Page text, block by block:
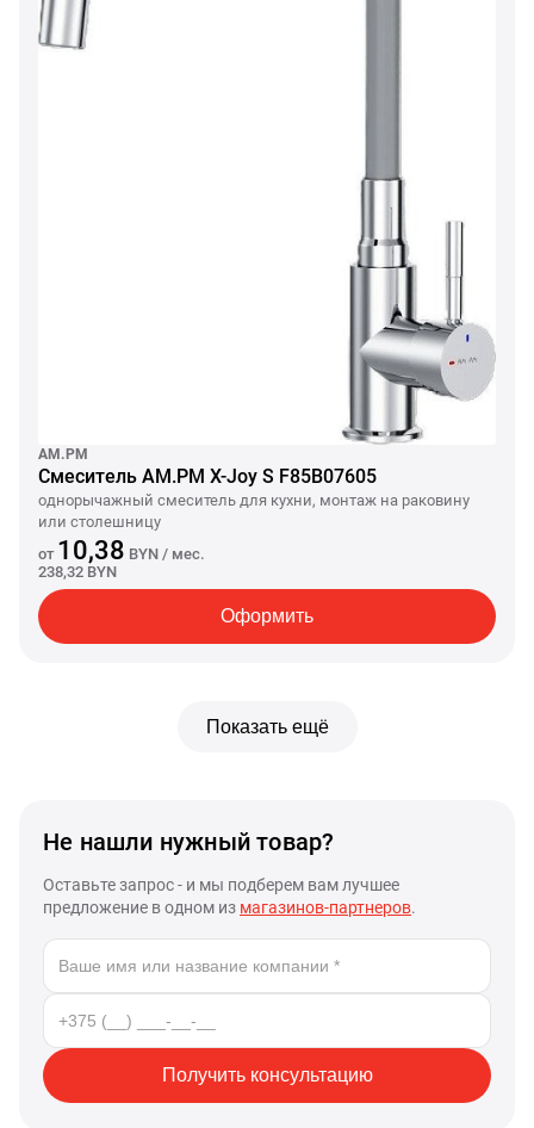
AM.PM
Смеситель AM.PM X-Joy S F85B07605
однорычажный смеситель для кухни, монтаж на раковину
или столешницу
от 10,38 BYN / мес.
238,32 BYN
Оформить
Показать ещё
Не нашли нужный товар?
Оставьте запрос - и мы подберем вам лучшее
предложение в одном из магазинов-партнеров.